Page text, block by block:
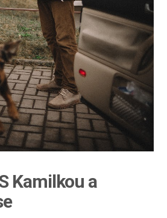
Kamilkou a